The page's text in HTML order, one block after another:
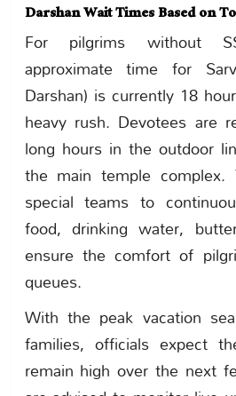
Darshan Wait Times Based on
For pilgrims without
approximate time for
Darshan) is currently 18
heavy rush. Devotees are
long hours in the outdoor
the main temple complex.
special teams to
food, drinking water,
ensure the comfort of
queues.
With the peak vacation
families, officials expect
remain high over the next